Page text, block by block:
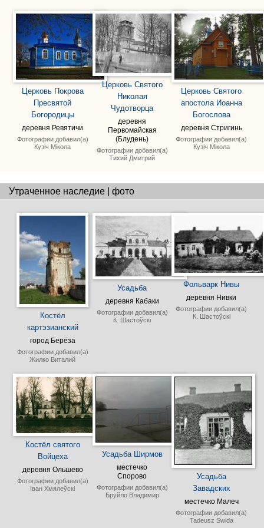
Церковь Покрова
Пресвятой
Богородицы
деревня Ревятичи
Фотографии добавил(а)
Кузіч Мікола
Церковь Святого
Николая
Чудотворца
деревня
Первомайская
(Блудень)
Фотографии добавил(а)
Тихий Дмитрий
Церковь Святого
апостола Иоанна
Богослова
деревня Стригинь
Фотографии добавил(а)
Кузіч Мікола
Утраченное наследие | фото
Костёл
картэзианский
город Берёза
Фотографии добавил(а)
Жилко Виталий
Усадьба
деревня Кабаки
Фотографии добавил(а)
К. Шастоўскі
Фольварк Нивы
деревня Нивки
Фотографии добавил(а)
К. Шастоўскі
Костёл святого
Войцеха
деревня Ольшево
Фотографии добавил(а)
Іван Хмялеўскі
Усадьба Ширмов
местечко
Спорово
Фотографии добавил(а)
Бруйло Владимир
Усадьба
Завадских
местечко Малеч
Фотографии добавил(а)
Tadeusz Swida